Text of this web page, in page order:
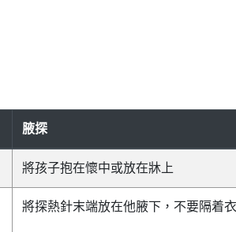
腋探
將孩子抱在懷中或放在牀上
將探熱針末端放在他腋下，不要隔着